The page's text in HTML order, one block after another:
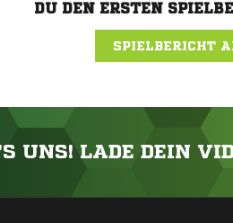
DU DEN ERSTEN
SPIELBERICHT
UNS! LADE DEIN